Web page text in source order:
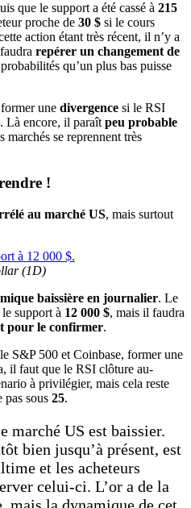
que le support a été cassé à 215
proche de 30 $ si le cours
action étant très récent, il n’y a
repérer un changement de
qu’un plus bas puisse
une divergence si le RSI
. Là encore, il paraît peu probable
se reprennent très
!
au marché US, mais surtout
(1D)
baissière en journalier. Le
support à 12 000 $, mais il faudra
pour le confirmer.
S&P 500 et Coinbase, former une
il faut que le RSI clôture au-
à privilégier, mais cela reste
pas sous 25.
marché US est baissier.
bien jusqu’à présent, est
et les acheteurs
celui-ci. L’or a de la